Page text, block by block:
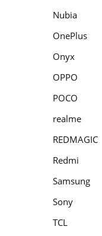
Nubia
OnePlus
Onyx
OPPO
POCO
realme
REDMAGIC
Redmi
Samsung
Sony
TCL